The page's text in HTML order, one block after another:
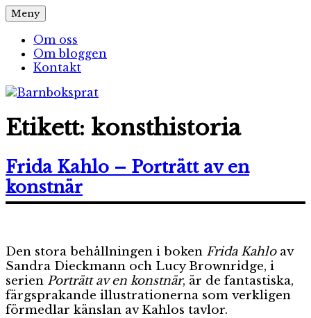
Hoppa
till
innehåll
Barnboksprat
– en blogg om barnböcker
Meny
Om oss
Om bloggen
Kontakt
Etikett: konsthistoria
Frida Kahlo – Porträtt av en
konstnär
Den stora behållningen i boken Frida Kahloav
Sandra Dieckmann och Lucy Brownridge, i
serien Porträtt av en konstnär, är de fantastiska,
färgsprakande illustrationerna som verkligen
förmedlar känslan av Kahlos tavlor.